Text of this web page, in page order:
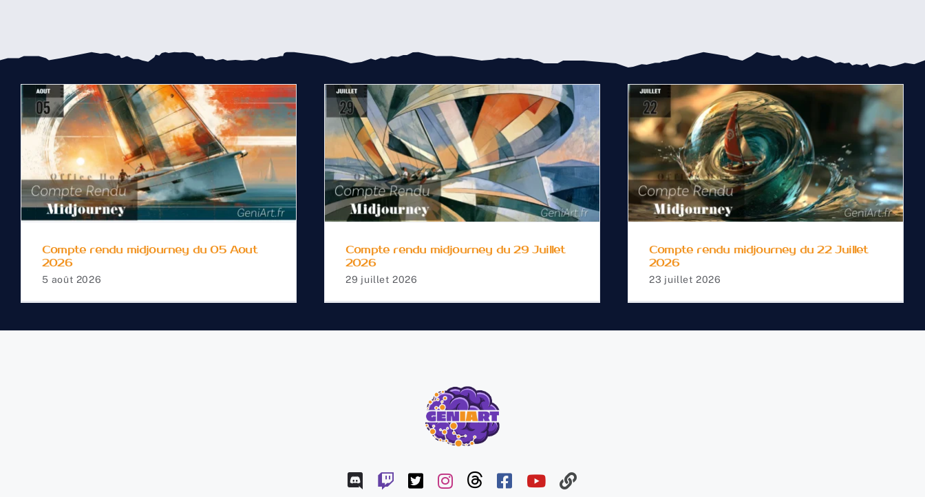
Compte rendu midjourney
du 05 Aout 2026
Compte rendu midjourney du 05 Aout
2026
5 août 2026
Compte rendu midjourney
du 29 Juillet 2026
Compte rendu midjourney du 29 Juillet
2026
29 juillet 2026
Compte rendu midjourney
du 22 Juillet 2026
Compte rendu midjourney du 22 Juillet
2026
23 juillet 2026